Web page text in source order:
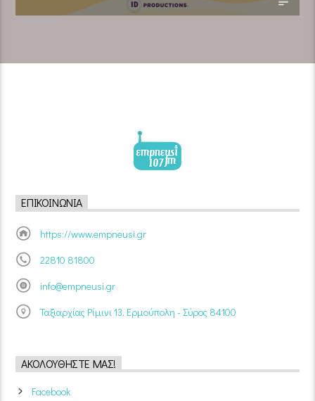
ΕΠΙΚΟΙΝΩΝΊΑ
https://www.empneusi.gr
22810 81800
info@empneusi.gr
Ταξιαρχίας Ρίμινι 13, Ερμούπολη - Σύρος 84100
ΑΚΟΛΟΥΘΉΣΤΕ ΜΑΣ!
Facebook